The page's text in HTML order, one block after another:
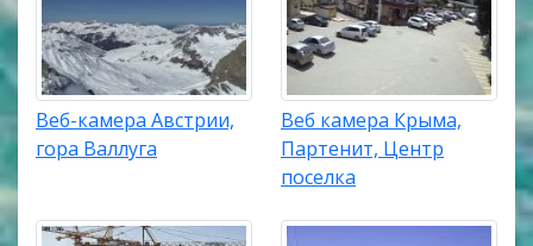
Веб-камера Австрии,
гора Валлуга
Веб камера Крыма,
Партенит, Центр
поселка